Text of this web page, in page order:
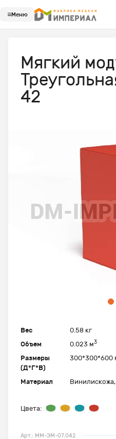
Меню
Вес
0.58 кг
Объем
0.023 м3
Размеры
(Д*Г*В)
300*300*600
Материал
Цвета:
Арт.: ММ-ЭМ-07.042
Мягкий
42